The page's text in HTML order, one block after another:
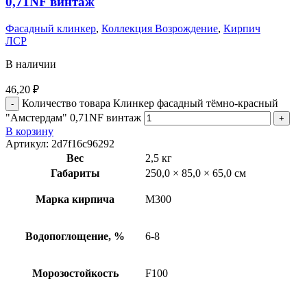
Фасадный клинкер, Коллекция Возрождение, Кирпич
ЛСР
В наличии
46,20 ₽
Количество товара Клинкер фасадный тёмно-красный
"Амстердам" 0,71NF винтаж
В корзину
Артикул: 2d7f16c96292
Вес
2,5 кг
Габариты
250,0 × 85,0 × 65,0 см
Марка кирпича М300
Водопоглощение, % 6-8
Морозостойкость F100